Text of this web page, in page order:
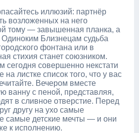
иллюзий: партнёр
возложенных на него
тому — завышенная планка, а
Одиноким Близнецам судьба
фонтана или в
стихия станет союзником.
сегодня совершенно некстати
листке список того, что у вас
Вечером вместе
ванну с пеной, представляя,
в сливное отверстие. Перед
другу на ухо самые
самые детские мечты — и они
к исполнению.